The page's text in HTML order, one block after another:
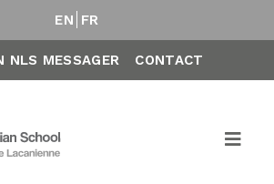
EN FR
NLS MESSAGER CONTACT